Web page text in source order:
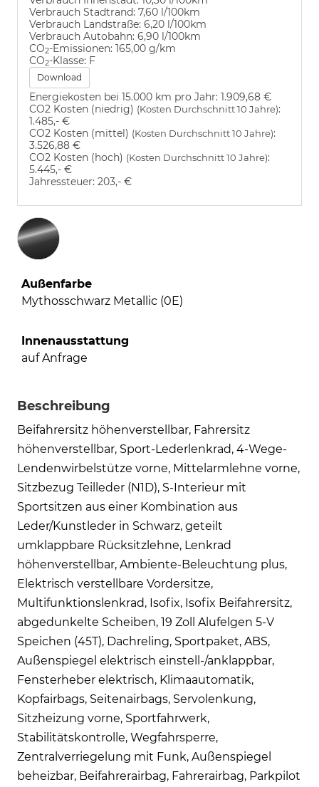
Verbrauch Stadtrand: 7,60 l/100km
Verbrauch Landstraße: 6,20 l/100km
Verbrauch Autobahn: 6,90 l/100km
CO2-Emissionen: 165,00 g/km
CO2-Klasse: F
Download
Energiekosten bei 15.000 km pro Jahr: 1.909,68 €
CO2 Kosten (niedrig) (Kosten Durchschnitt 10 Jahre):
1.485,- €
CO2 Kosten (mittel) (Kosten Durchschnitt 10 Jahre):
3.526,88 €
CO2 Kosten (hoch) (Kosten Durchschnitt 10 Jahre):
5.445,- €
Jahressteuer: 203,- €
Außenfarbe
Mythosschwarz Metallic (0E)
Innenausstattung
auf Anfrage
Beschreibung
Beifahrersitz höhenverstellbar, Fahrersitz
höhenverstellbar, Sport-Lederlenkrad, 4-Wege-
Lendenwirbelstütze vorne, Mittelarmlehne vorne,
Sitzbezug Teilleder (N1D), S-Interieur mit
Sportsitzen aus einer Kombination aus
Leder/Kunstleder in Schwarz, geteilt
umklappbare Rücksitzlehne, Lenkrad
höhenverstellbar, Ambiente-Beleuchtung plus,
Elektrisch verstellbare Vordersitze,
Multifunktionslenkrad, Isofix, Isofix Beifahrersitz,
abgedunkelte Scheiben, 19 Zoll Alufelgen 5-V
Speichen (45T), Dachreling, Sportpaket, ABS,
Außenspiegel elektrisch einstell-/anklappbar,
Fensterheber elektrisch, Klimaautomatik,
Kopfairbags, Seitenairbags, Servolenkung,
Sitzheizung vorne, Sportfahrwerk,
Stabilitätskontrolle, Wegfahrsperre,
Zentralverriegelung mit Funk, Außenspiegel
beheizbar, Beifahrerairbag, Fahrerairbag, Parkpilot